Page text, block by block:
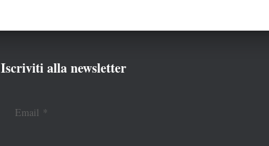
Iscriviti alla newsletter
Email *